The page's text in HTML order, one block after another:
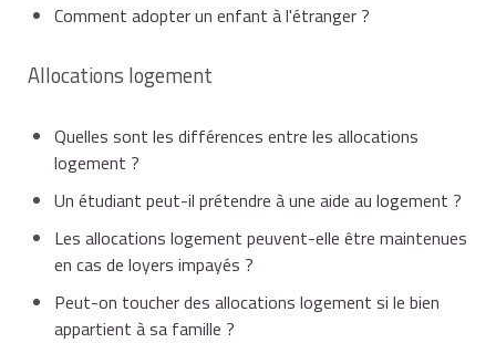
Comment adopter un enfant à l'étranger ?
Allocations logement
Quelles sont les différences entre les allocations
logement ?
Un étudiant peut-il prétendre à une aide au logement ?
Les allocations logement peuvent-elle être maintenues
en cas de loyers impayés ?
Peut-on toucher des allocations logement si le bien
appartient à sa famille ?